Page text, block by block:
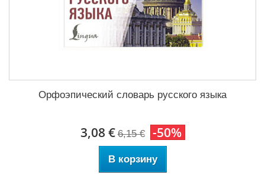
Орфоэпический словарь русского языка
3,08 € 6,15 € -50%
В корзину